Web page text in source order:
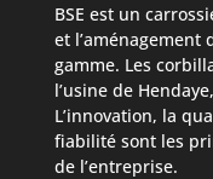
BSE est un
et l’aménagement
gamme. Les
l’usine de
L’innovation, la
fiabilité sont les
de l’entreprise.